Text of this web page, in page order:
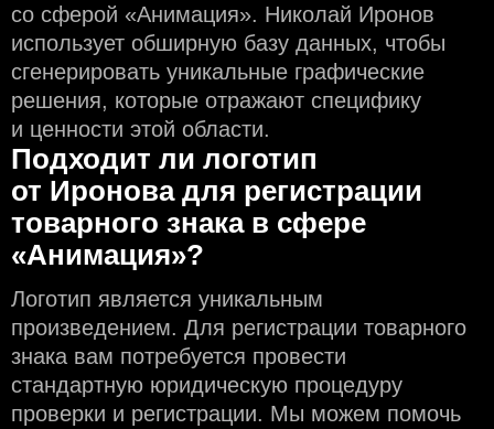
со сферой «Анимация». Николай Иронов
использует обширную базу данных, чтобы
сгенерировать уникальные графические
решения, которые отражают специфику
и ценности этой области.
Подходит ли логотип
от Иронова для регистрации
товарного знака в сфере
«Анимация»?
Логотип является уникальным
произведением. Для регистрации товарного
знака вам потребуется провести
стандартную юридическую процедуру
проверки и регистрации. Мы можем помочь